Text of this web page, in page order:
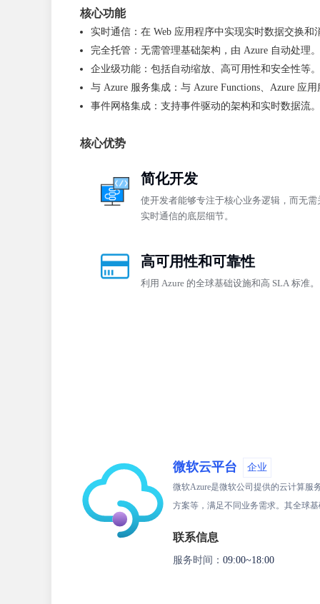
核心功能
实时通信：在 Web 应用程序中实现实时数据交换和
完全托管：无需管理基础架构，由 Azure 自动处理。
企业级功能：包括自动缩放、高可用性和安全性等。
与 Azure 服务集成：与 Azure Functions、Azure 应
事件网格集成：支持事件驱动的架构和实时数据流。
核心优势
简化开发
使开发者能够专注于核心业务逻辑，而无需
实时通信的底层细节。
高可用性和可靠性
利用 Azure 的全球基础设施和高 SLA 标准。
微软云平台 企业
微软Azure是微软公司提供的云计算服
方案等，满足不同业务需求。其全球
联系信息
服务时间： 09:00~18:00